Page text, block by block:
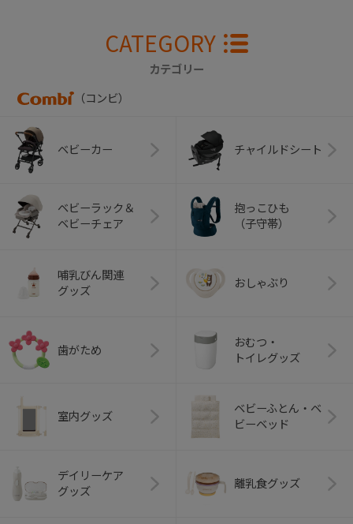
CATEGORY
カテゴリー
（コンビ）
ベビーカー チャイルドシート
ベビーラック＆
ベビーチェア
抱っこひも
（子守帯）
哺乳びん関連
グッズ
おしゃぶり
歯がため
おむつ・
トイレグッズ
室内グッズ
ベビーふとん・ベ
ビーベッド
デイリーケア
グッズ
離乳食グッズ